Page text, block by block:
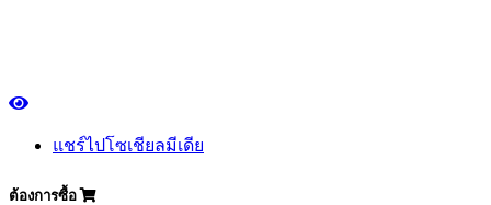
แชร์ไปโซเชียลมีเดีย
ต้องการซื้อ